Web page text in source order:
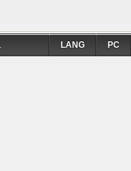
PC
LANG